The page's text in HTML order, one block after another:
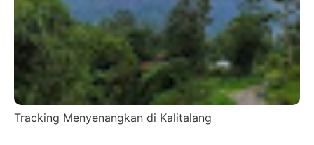
Tracking Menyenangkan di Kalitalang